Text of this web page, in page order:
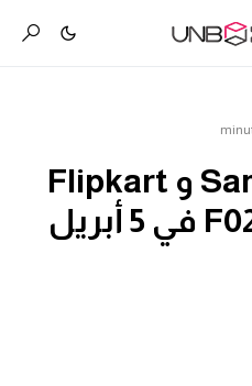
ستطلق Samsung و Flipkart